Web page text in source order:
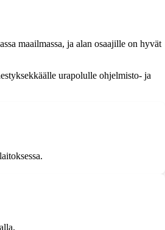
maailmassa, ja alan osaajille on hyvät
urapolulle ohjelmisto- ja